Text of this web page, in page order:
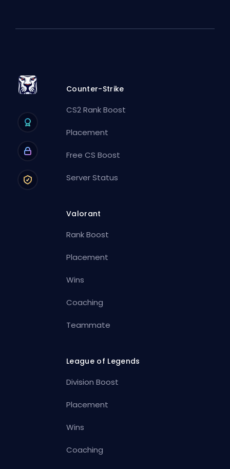
Counter-Strike
CS2 Rank Boost
Placement
Free CS Boost
Server Status
Valorant
Rank Boost
Placement
Wins
Coaching
Teammate
League of Legends
Division Boost
Placement
Wins
Coaching